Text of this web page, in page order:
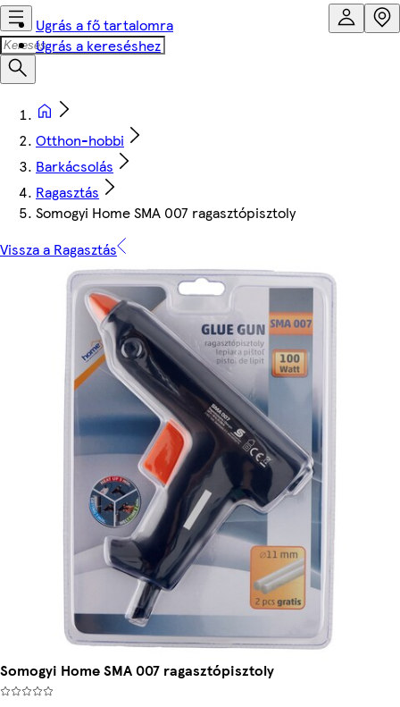
Ugrás a fő tartalomra
Ugrás a kereséshez
Otthon-hobbi
Barkácsolás
Ragasztás
Somogyi Home SMA 007 ragasztópisztoly
Vissza a Ragasztás
Somogyi Home SMA 007 ragasztópisztoly